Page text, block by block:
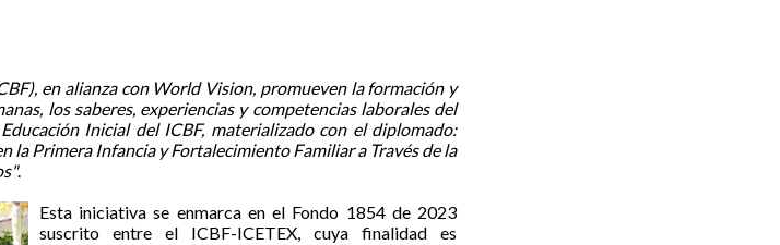
en alianza con World Vision, promueven la formación y
los saberes, experiencias y competencias laborales del
Inicial del ICBF, materializado con el diplomado:
la Primera Infancia y Fortalecimiento Familiar a Través de la
.
Esta iniciativa se enmarca en el Fondo 1854 de 2023
suscrito entre el ICBF-ICETEX, cuya finalidad es